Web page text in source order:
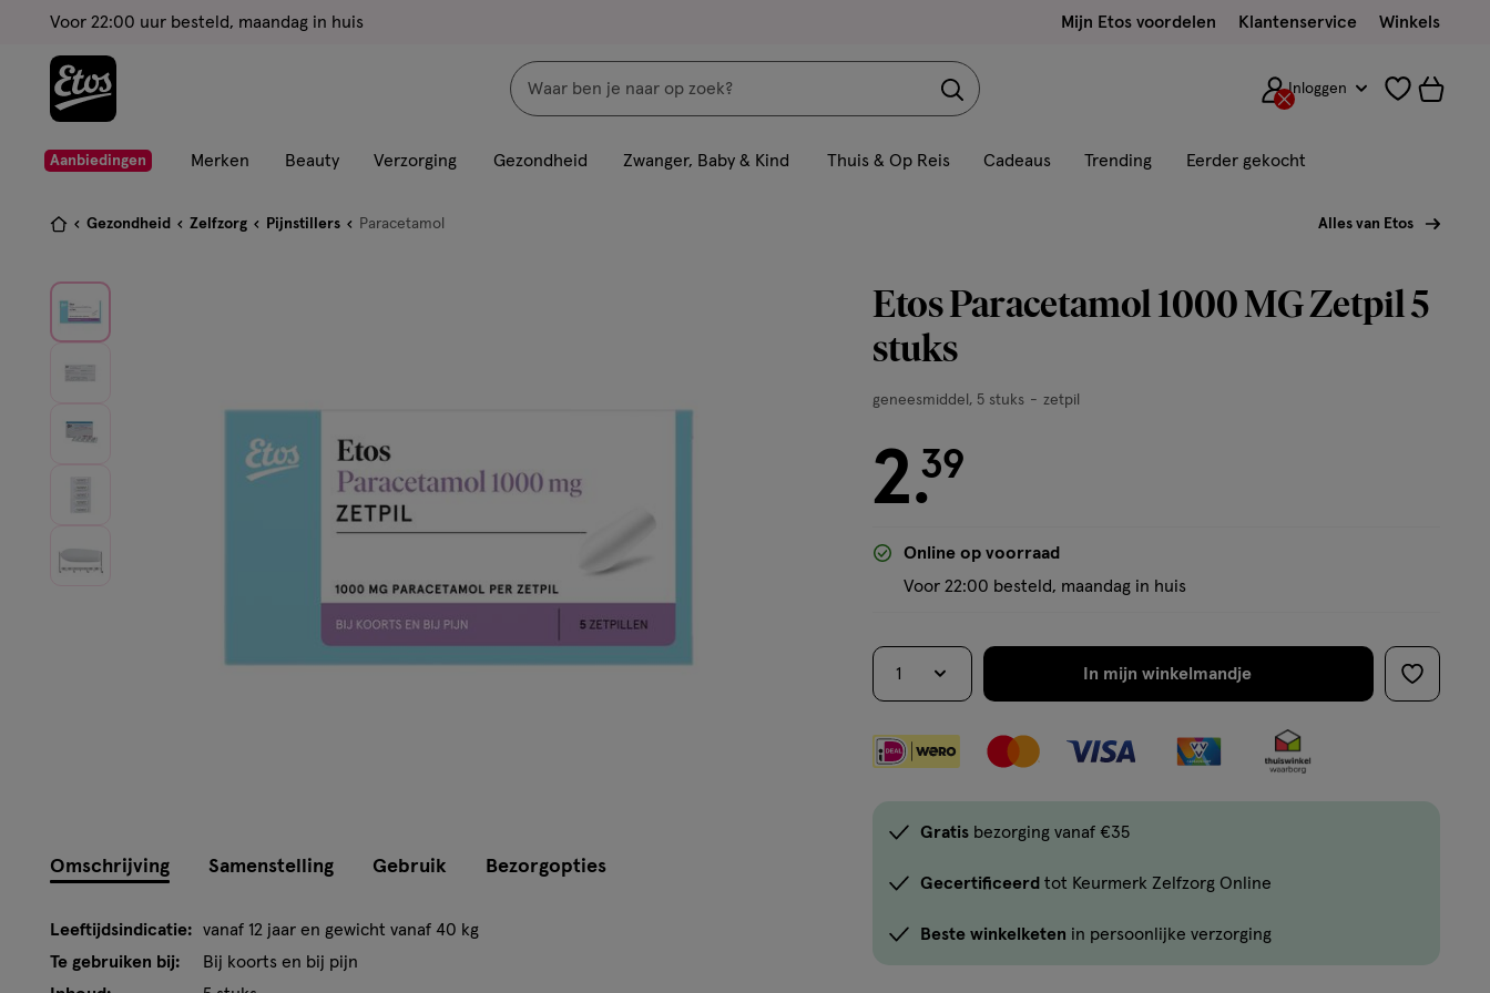
ga
de
hoofd
ga
de
naar
Voor 22:00 uur besteld, maandag in huis Mijn Etos voordelen Klantenservice Winkels
Zoeken
met
Inloggen
Aanbiedingen Merken Beauty Verzorging Gezondheid Zwanger, Baby & Kind Thuis & Op Reis Cadeaus Trending Eerder gekocht
Je
hier:
Gezondheid Zelfzorg Pijnstillers Paracetamol Alles van Etos
Etos Paracetamol 1000 MG Zetpil 5
stuks
geneesmiddel,
stuks,
zetpil
geneesmiddel 5 stuks zetpil
€ 2.39
2.39
Online op voorraad
Voor 22:00 besteld, maandag in huis
1 In mijn winkelmandje
verhoog
met
Je
maximaal
Gratisbezorging vanaf €35
Gecertificeerd tot Keurmerk Zelfzorg Online
Beste winkelketen in persoonlijke verzorging
Omschrijving Samenstelling Gebruik Bezorgopties
Leeftijdsindicatie:
vanaf 12 jaar en gewicht vanaf 40 kg
Te gebruiken bij:
Bij koorts en bij pijn